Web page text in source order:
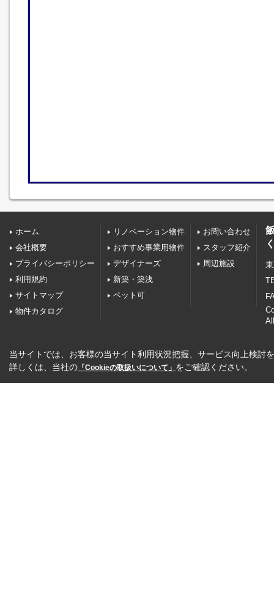
ホーム
会社概要
プライバシーポリシー
利用規約
サイトマップ
物件カタログ
リノベーション物件
おすすめ事業用物件
デザイナーズ
新築・築浅
ペット可
お問い合わせ
スタッフ紹介
周辺施設
当サイトでは、お客様の当サイト利用状況把握、サービス向上検討
詳しくは、当社の 「Cookieの取扱いについて」 をご確認ください。